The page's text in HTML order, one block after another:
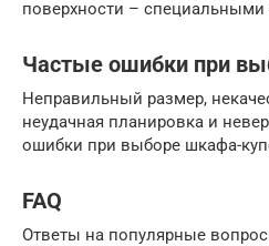
поверхности – специальными
Частые ошибки при
Неправильный размер,
неудачная планировка и
ошибки при выборе шкафа-
FAQ
Ответы на популярные